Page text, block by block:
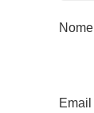
Nome
Email